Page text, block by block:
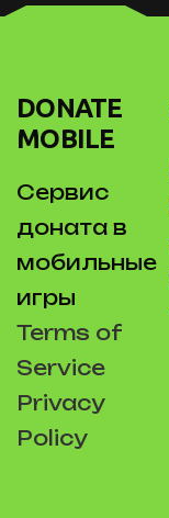
DONATE
MOBILE
Сервис
доната в
мобильные
игры
Terms of
Service
Privacy
Policy